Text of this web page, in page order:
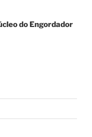
do Engordador